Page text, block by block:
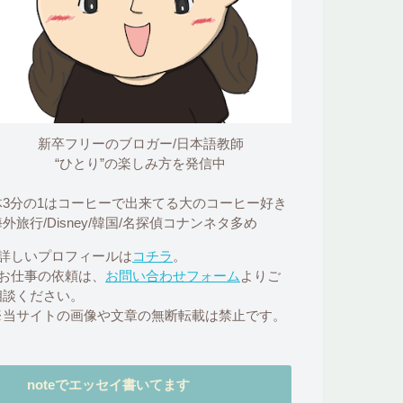
新卒フリーのブロガー/日本語教師
“ひとり”の楽しみ方を発信中
3分の1はコーヒーで出来てる大のコーヒー好き
外旅行/Disney/韓国/名探偵コナンネタ多め
しいプロフィールはコチラ 。
仕事の依頼は、 お問い合わせフォーム よりご
ください。
サイトの画像や文章の無断転載は禁止です。
noteでエッセイ書いてます